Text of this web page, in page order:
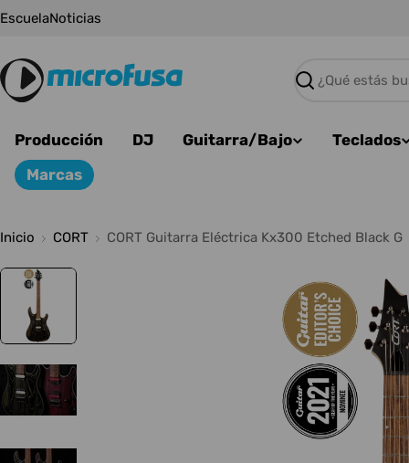
Saltar
EscuelaNoticias
Buscar
Producción DJ Guitarra/Bajo Teclados
Marcas
Inicio CORT CORT Guitarra Eléctrica Kx300 Etched Black G